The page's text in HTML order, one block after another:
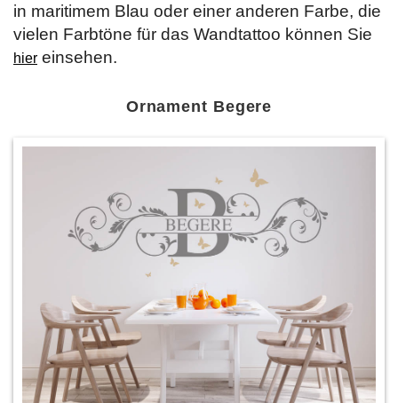
in maritimem Blau oder einer anderen Farbe, die
vielen Farbtöne für das Wandtattoo können Sie
hier einsehen.
Ornament Begere